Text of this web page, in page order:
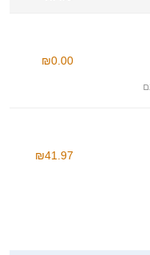
₪0.00
₪41.97